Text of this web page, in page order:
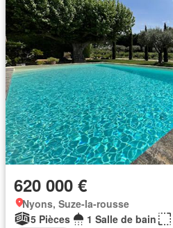
620 000 €
Nyons, Suze-la-rousse
5 Pièces
1 Salle de bain